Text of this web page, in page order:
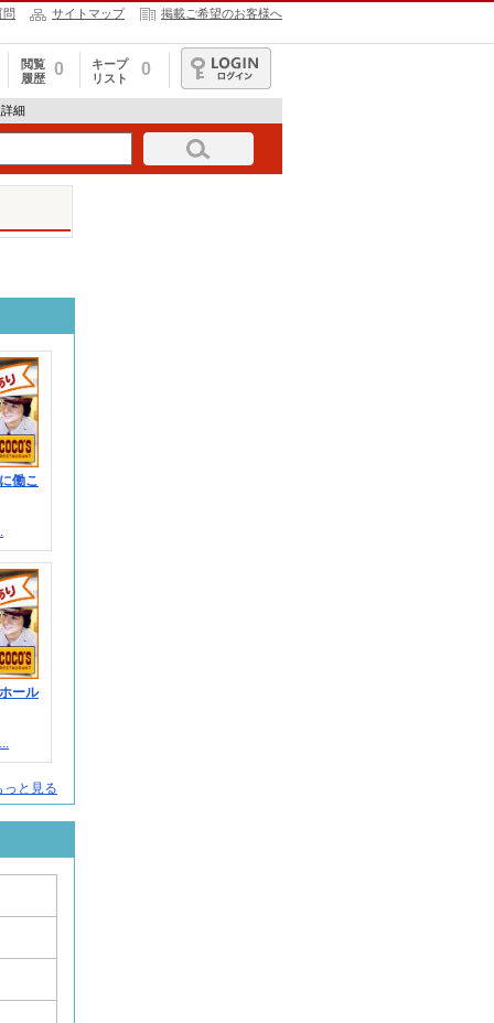
問 サイトマップ 掲載ご希望のお客様へ
閲覧
履歴
0
キープ
リスト
0
ログイン
細
働こ
ール
と見る